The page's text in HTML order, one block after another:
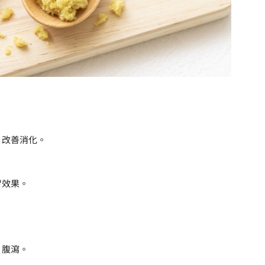
善消化。
果。
瀉。